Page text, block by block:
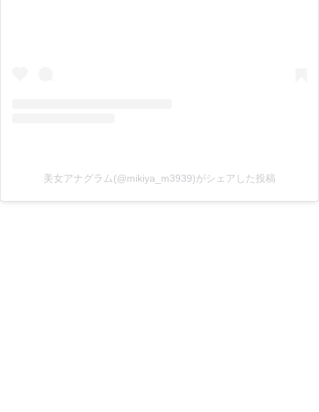
美女アナグラム(@mikiya_m3939)がシェアした投稿